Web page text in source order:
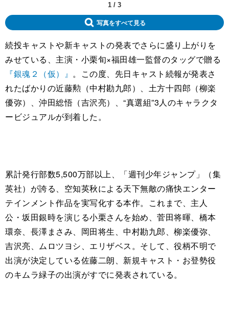
1 / 3
写真をすべて見る
続投キャストや新キャストの発表でさらに盛り上がりを
みせている、主演・小栗旬×福田雄一監督のタッグで贈る
『銀魂２（仮）』 。この度、先日キャスト続報が発表さ
れたばかりの近藤勲（中村勘九郎）、土方十四郎（柳楽
優弥）、沖田総悟（吉沢亮）、“真選組”3人のキャラクタ
ービジュアルが到着した。
累計発行部数5,500万部以上、「週刊少年ジャンプ」（集
英社）が誇る、空知英秋による天下無敵の痛快エンター
テインメント作品を実写化する本作。これまで、主人
公・坂田銀時を演じる小栗さんを始め、菅田将暉、橋本
環奈、長澤まさみ、岡田将生、中村勘九郎、柳楽優弥、
吉沢亮、ムロツヨシ、エリザベス。そして、役柄不明で
出演が決定している佐藤二朗、新規キャスト・お登勢役
のキムラ緑子の出演がすでに発表されている。